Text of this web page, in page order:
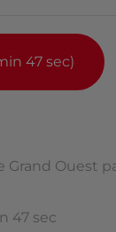
47 sec)
Grand Ouest
47 sec